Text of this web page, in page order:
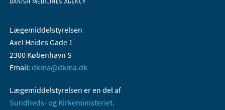
Lægemiddelstyrelsen
Axel Heides Gade 1
2300 København S
Email: dkma@dkma.dk
Lægemiddelstyrelsen er en del af
Sundheds- og Kirkeministeriet.